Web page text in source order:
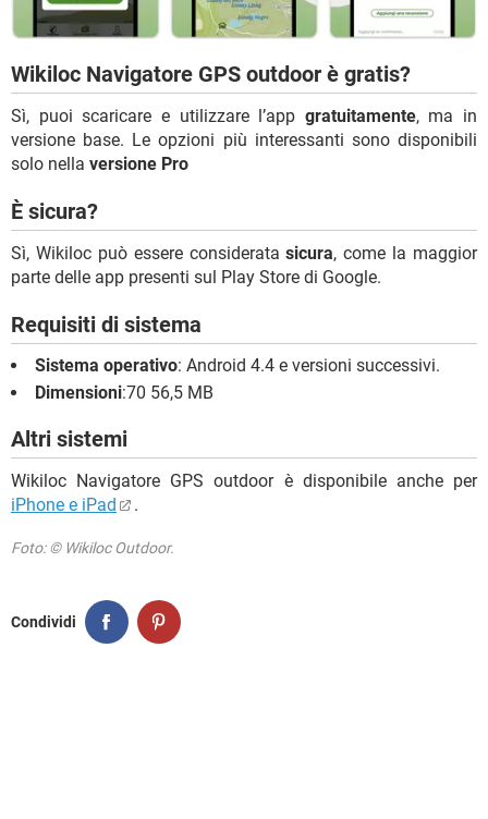
Wikiloc Navigatore GPS outdoor è gratis?
Sì, puoi scaricare e utilizzare l’app gratuitamente, ma in
versione base. Le opzioni più interessanti sono disponibili
solo nella versione Pro
È sicura?
Sì, Wikiloc può essere consideratasicura, come la maggior
parte delle app presenti sul Play Store di Google.
Requisiti di sistema
Sistema operativo: Android 4.4 e versioni successivi.
Dimensioni:70 56,5 MB
Altri sistemi
Wikiloc Navigatore GPS outdoor è disponibile anche per
iPhone e iPad
.
Foto: © Wikiloc Outdoor.
Condividi